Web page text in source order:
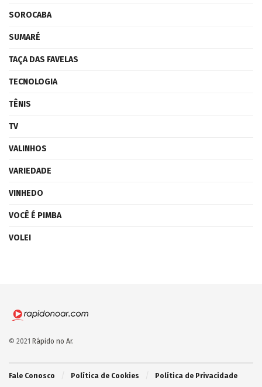
SOROCABA
SUMARÉ
TAÇA DAS FAVELAS
TECNOLOGIA
TÊNIS
TV
VALINHOS
VARIEDADE
VINHEDO
VOCÊ É PIMBA
VOLEI
© 2021 Rápido no Ar.
Fale Conosco Política de Cookies Política de Privacidade